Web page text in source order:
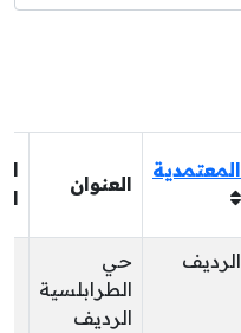
المعتمدية
العنوان
الرديف
حي
الطرابلسية
الرديف